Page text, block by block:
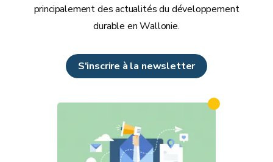
principalement des actualités du développement
durable en Wallonie.
S'inscrire à la newsletter